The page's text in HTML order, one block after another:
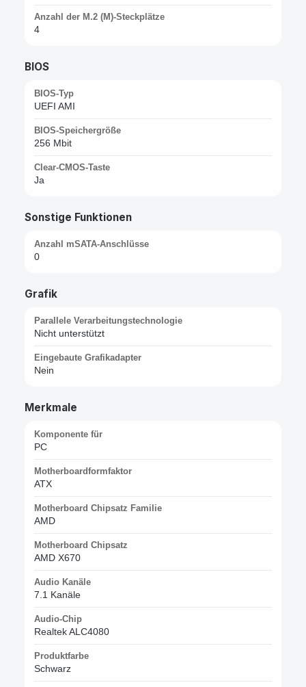
Anzahl der M.2 (M)-Steckplätze
4
BIOS
BIOS-Typ
UEFI AMI
BIOS-Speichergröße
256 Mbit
Clear-CMOS-Taste
Ja
Sonstige Funktionen
Anzahl mSATA-Anschlüsse
0
Grafik
Parallele Verarbeitungstechnologie
Nicht unterstützt
Eingebaute Grafikadapter
Nein
Merkmale
Komponente für
PC
Motherboardformfaktor
ATX
Motherboard Chipsatz Familie
AMD
Motherboard Chipsatz
AMD X670
Audio Kanäle
7.1 Kanäle
Audio-Chip
Realtek ALC4080
Produktfarbe
Schwarz